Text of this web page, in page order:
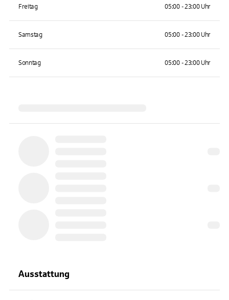
Freitag 05:00 - 23:00 Uhr
Samstag 05:00 - 23:00 Uhr
Sonntag 05:00 - 23:00 Uhr
Ausstattung